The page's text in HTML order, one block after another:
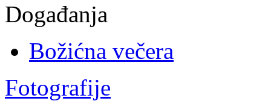
Događanja
Božićna večera
Fotografije